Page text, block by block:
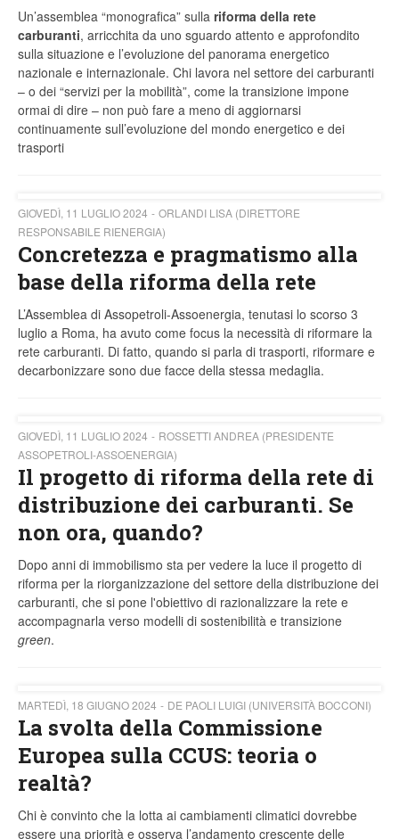
Un’assemblea “monografica” sulla riforma della rete
carburanti, arricchita da uno sguardo attento e approfondito
sulla situazione e l’evoluzione del panorama energetico
nazionale e internazionale. Chi lavora nel settore dei carburanti
– o dei “servizi per la mobilità”, come la transizione impone
ormai di dire – non può fare a meno di aggiornarsi
continuamente sull’evoluzione del mondo energetico e dei
trasporti
GIOVEDÌ, 11 LUGLIO 2024
ORLANDI LISA (DIRETTORE
RESPONSABILE RIENERGIA)
Concretezza e pragmatismo alla
base della riforma della rete
L’Assemblea di Assopetroli-Assoenergia, tenutasi lo scorso 3
luglio a Roma, ha avuto come focus la necessità di riformare la
rete carburanti. Di fatto, quando si parla di trasporti, riformare e
decarbonizzare sono due facce della stessa medaglia.
GIOVEDÌ, 11 LUGLIO 2024
ROSSETTI ANDREA (PRESIDENTE
ASSOPETROLI-ASSOENERGIA)
Il progetto di riforma della rete di
distribuzione dei carburanti. Se
non ora, quando?
Dopo anni di immobilismo sta per vedere la luce il progetto di
riforma per la riorganizzazione del settore della distribuzione dei
carburanti, che si pone l'obiettivo di razionalizzare la rete e
accompagnarla verso modelli di sostenibilità e transizione
green.
MARTEDÌ, 18 GIUGNO 2024 DE PAOLI LUIGI (UNIVERSITÀ BOCCONI)
La svolta della Commissione
Europea sulla CCUS: teoria o
realtà?
Chi è convinto che la lotta ai cambiamenti climatici dovrebbe
essere una priorità e osserva l’andamento crescente delle